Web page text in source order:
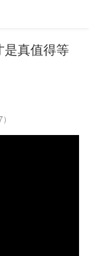
真值得等